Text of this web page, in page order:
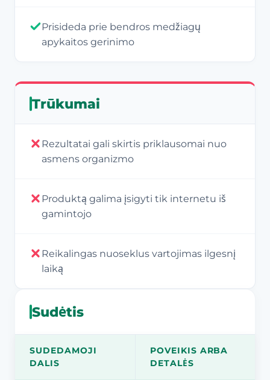
Prisideda prie bendros medžiagų
apykaitos gerinimo
Trūkumai
Rezultatai gali skirtis priklausomai nuo
asmens organizmo
Produktą galima įsigyti tik internetu iš
gamintojo
Reikalingas nuoseklus vartojimas ilgesnį
laiką
Sudėtis
SUDEDAMOJI
DALIS
POVEIKIS ARBA
DETALĖS